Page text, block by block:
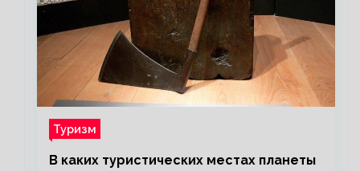
Туризм
В каких туристических местах планеты